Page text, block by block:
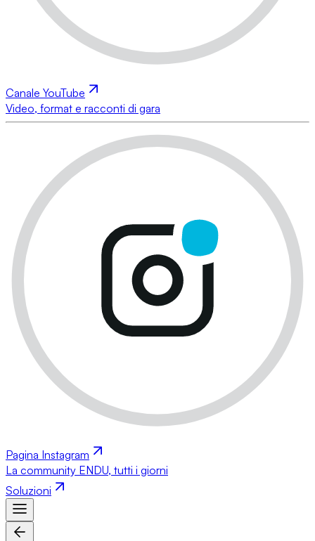
Canale YouTube
Video, format e racconti di gara
Pagina Instagram
La community ENDU, tutti i giorni
Soluzioni